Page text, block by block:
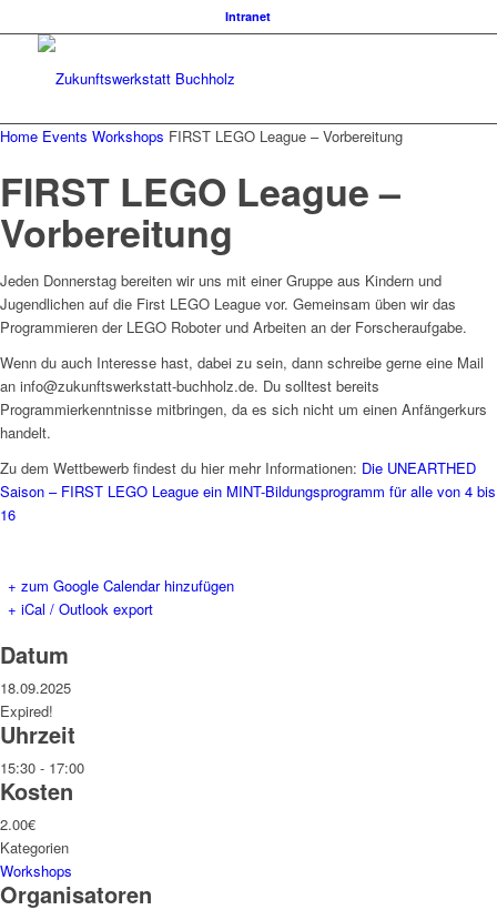
Intranet
Home Events Workshops FIRST LEGO League – Vorbereitung
FIRST LEGO League –
Vorbereitung
Jeden Donnerstag bereiten wir uns mit einer Gruppe aus Kindern und
Jugendlichen auf die First LEGO League vor. Gemeinsam üben wir das
Programmieren der LEGO Roboter und Arbeiten an der Forscheraufgabe.
Wenn du auch Interesse hast, dabei zu sein, dann schreibe gerne eine Mail
an info@zukunftswerkstatt-buchholz.de. Du solltest bereits
Programmierkenntnisse mitbringen, da es sich nicht um einen Anfängerkurs
handelt.
Zu dem Wettbewerb findest du hier mehr Informationen: Die UNEARTHED
Saison – FIRST LEGO League ein MINT-Bildungsprogramm für alle von 4 bis
16
+ zum Google Calendar hinzufügen
+ iCal / Outlook export
Datum
18.09.2025
Expired!
Uhrzeit
15:30 - 17:00
Kosten
2.00€
Kategorien
Workshops
Organisatoren